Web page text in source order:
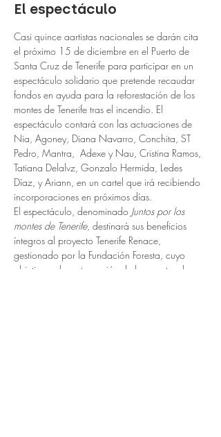
El espectáculo
Casi quince aartistas nacionales se darán cita
el próximo 15 de diciembre en el Puerto de
Santa Cruz de Tenerife para participar en un
espectáculo solidario que pretende recaudar
fondos en ayuda para la reforestación de los
montes de Tenerife tras el incendio. El
espectáculo contará con las actuaciones de
Nia, Agoney, Diana Navarro, Conchita, ST
Pedro, Mantra,  Adexe y Nau, Cristina Ramos,
Tatiana Delalvz, Gonzalo Hermida, Ledes
Díaz, y Ariann, en un cartel que irá recibiendo
incorporaciones en próximos días.
El espectáculo, denominado Juntos por los
montes de Tenerife, destinará sus beneficios
íntegros al proyecto Tenerife Renace,
gestionado por la Fundación Foresta, cuyo
objetivo es la restauración de los montes de